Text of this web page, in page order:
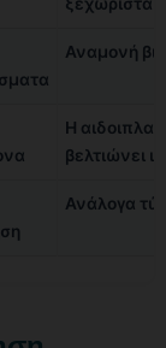
Αναμονή
Η
βελτιώνει
Ανάλογα